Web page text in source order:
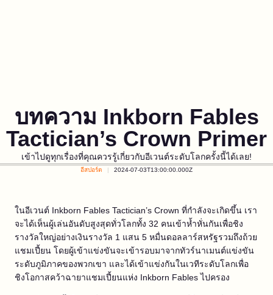
บทความ Inkborn Fables
Tactician’s Crown Primer
เข้าไปดูทุกเรื่องที่คุณควรรู้เกี่ยวกับอีเวนต์ระดับโลกครั้งนี้ได้เลย!
อีสปอร์ต 2024-07-03T13:00:00.000Z
ในอีเวนต์ Inkborn Fables Tactician’s Crown ที่กำลังจะเกิดขึ้น เรา
จะได้เห็นผู้เล่นอันดับสูงสุดทั่วโลกทั้ง 32 คนเข้าห้ำหั่นกันเพื่อชิง
รางวัลใหญ่อย่างเงินรางวัล 1 แสน 5 หมื่นดอลลาร์สหรัฐรวมถึงถ้วย
แชมเปี้ยน โดยผู้เข้าแข่งขันจะเข้ารอบมาจากทัวร์นาเมนต์แข่งขัน
ระดับภูมิภาคของพวกเขา และได้เข้าแข่งกันในเวทีระดับโลกเพื่อ
ชิงโอกาสคว้าฉายาแชมเปี้ยนแห่ง Inkborn Fables ไปครอง